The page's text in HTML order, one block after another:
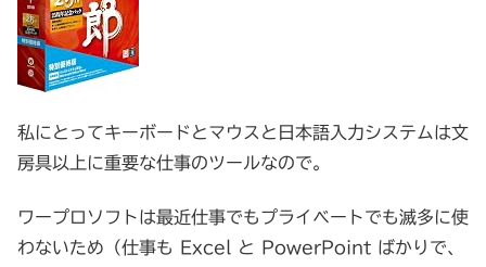
私にとってキーボードとマウスと日本語入力システムは文
房具以上に重要な仕事のツールなので。
ワープロソフトは最近仕事でもプライベートでも滅多に使
わないため（仕事も Excel と PowerPoint ばかりで、